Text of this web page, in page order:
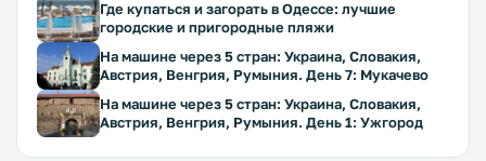
Где купаться и загорать в Одессе: лучшие
городские и пригородные пляжи
На машине через 5 стран: Украина, Словакия,
Австрия, Венгрия, Румыния. День 7: Мукачево
На машине через 5 стран: Украина, Словакия,
Австрия, Венгрия, Румыния. День 1: Ужгород